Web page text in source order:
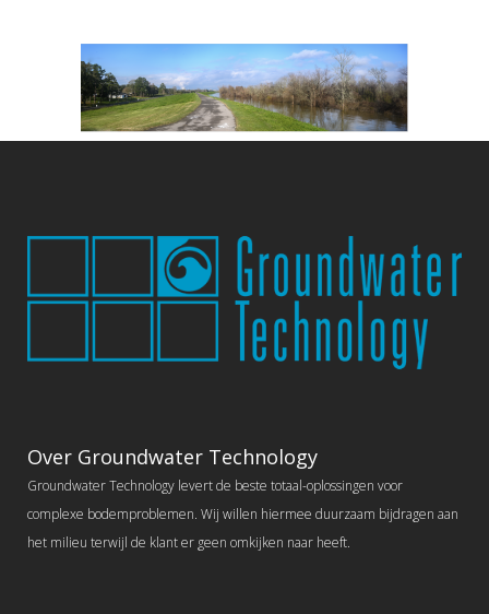
Over Groundwater Technology
Groundwater Technology levert de beste totaal-oplossingen voor
complexe bodemproblemen. Wij willen hiermee duurzaam bijdragen aan
het milieu terwijl de klant er geen omkijken naar heeft.